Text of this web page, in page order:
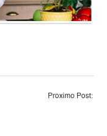
Proximo Post: